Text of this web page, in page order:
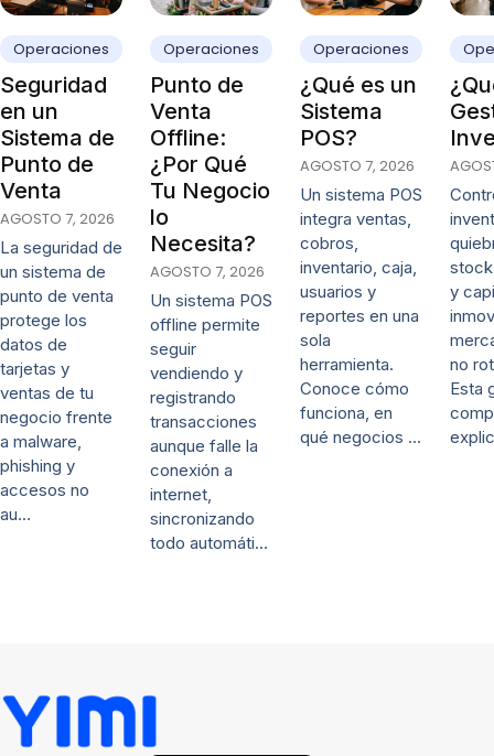
Operaciones
Seguridad
en un
Sistema de
Punto de
Venta
AGOSTO 7, 2026
La seguridad de
un sistema de
punto de venta
protege los
datos de
tarjetas y
ventas de tu
negocio frente
a malware,
phishing y
accesos no
au…
Operaciones
Punto de
Venta
Offline:
¿Por Qué
Tu Negocio
lo
Necesita?
AGOSTO 7, 2026
Un sistema POS
offline permite
seguir
vendiendo y
registrando
transacciones
aunque falle la
conexión a
internet,
sincronizando
todo automáti…
Operaciones
¿Qué es un
Sistema
POS?
AGOSTO 7, 2026
Un sistema POS
integra ventas,
cobros,
inventario, caja,
usuarios y
reportes en una
sola
herramienta.
Conoce cómo
funciona, en
qué negocios …
y
no
Esta